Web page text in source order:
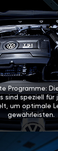
Programme:
sind speziell für
um optimale
gewährleisten.